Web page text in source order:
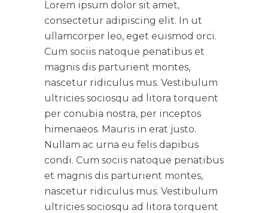
Lorem ipsum dolor sit amet,
consectetur adipiscing elit. In ut
ullamcorper leo, eget euismod orci.
Cum sociis natoque penatibus et
magnis dis parturient montes,
nascetur ridiculus mus. Vestibulum
ultricies sociosqu ad litora torquent
per conubia nostra, per inceptos
himenaeos. Mauris in erat justo.
Nullam ac urna eu felis dapibus
condi. Cum sociis natoque penatibus
et magnis dis parturient montes,
nascetur ridiculus mus. Vestibulum
ultricies sociosqu ad litora torquent